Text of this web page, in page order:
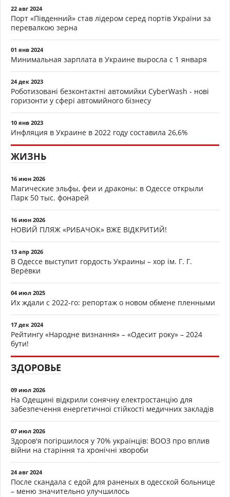
22 авг 2024
Порт «Південний» став лідером серед портів України за
перевалкою зерна
01 янв 2024
Минимальная зарплата в Украине выросла с 1 января
24 дек 2023
Роботизовані безконтактні автомийки CyberWash - нові
горизонти у сфері автомийного бізнесу
10 янв 2023
Инфляция в Украине в 2022 году составила 26,6%
ЖИЗНЬ
16 июн 2026
Магические эльфы, феи и драконы: в Одессе открыли
Парк 50 тыс. фонарей
16 июн 2026
НОВИЙ ПЛЯЖ «РИБАЧОК» ВЖЕ ВІДКРИТИЙ!
13 апр 2026
В Одессе выступит гордость Украины – хор ім. Г. Г.
Верёвки
04 июл 2025
Их ждали с 2022-го: репортаж о новом обмене пленными
17 дек 2024
Рейтингу «Народне визнання» – «Одесит року» – 2024
бути!
ЗДОРОВЬЕ
09 июл 2026
На Одещині відкрили сонячну електростанцію для
забезпечення енергетичної стійкості медичних закладів
07 июл 2026
Здоров'я погіршилося у 70% українців: ВООЗ про вплив
війни на старіння та хронічні хвороби
24 авг 2024
После скандала с едой для раненых в одесской больнице
– меню значительно улучшилось